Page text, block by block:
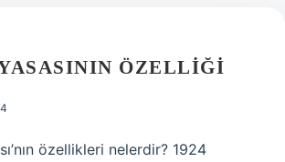
ÖZELLIĞI
özellikleri nelerdir? 1924